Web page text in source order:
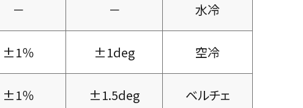
－ － 水冷
±1％ ±1deg 空冷
±1％ ±1.5deg ベルチェ